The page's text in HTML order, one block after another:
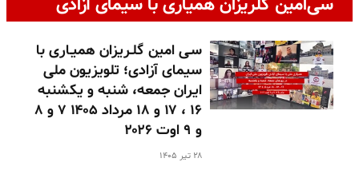
سـی امین گلـریزان همیـاری با
سیمای آزادی؛ تلویزیون ملی
ایران جمعه، شنبه و یکشنبه
۱۶ ، ۱۷ و ۱۸ مرداد ۱۴۰۵ ۷ و ۸
و ۹ اوت ۲۰۲۶
۲۸ تیر ۱۴۰۵